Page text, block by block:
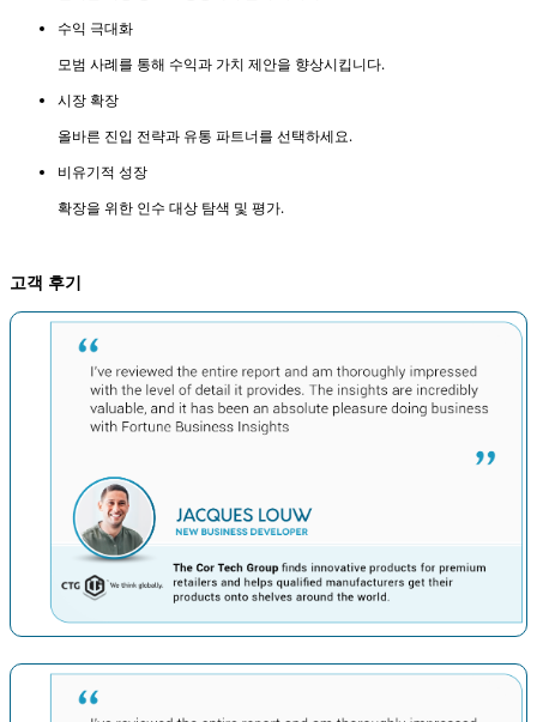
수익 극대화
모범 사례를 통해 수익과 가치 제안을 향상시킵니다.
시장 확장
올바른 진입 전략과 유통 파트너를 선택하세요.
비유기적 성장
확장을 위한 인수 대상 탐색 및 평가.
고객 후기